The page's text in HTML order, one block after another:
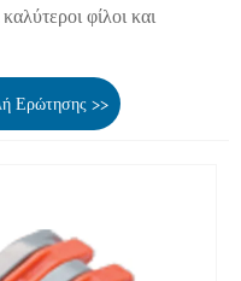
φίλοι και
Ερώτησης >>